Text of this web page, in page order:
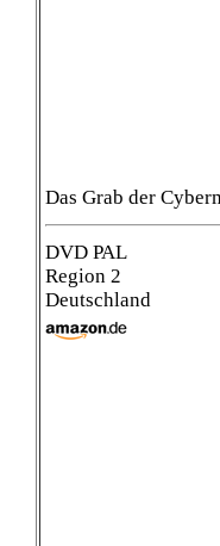
Das Grab der
DVD PAL
Region 2
Deutschland